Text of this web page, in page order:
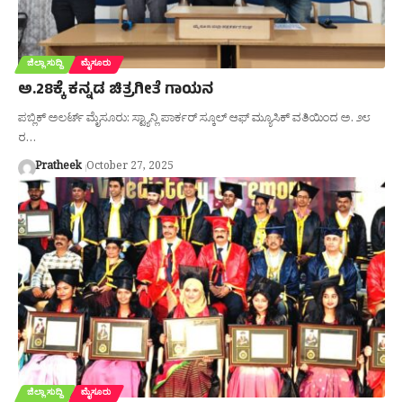
ಜಿಲ್ಲಾ ಸುದ್ದಿ ಮೈಸೂರು
ಅ.28ಕ್ಕೆ ಕನ್ನಡ ಚಿತ್ರಗೀತೆ ಗಾಯನ
ಪಬ್ಲಿಕ್ ಅಲರ್ಟ್ ಮೈಸೂರು: ಸ್ಟ್ಯಾನ್ಲಿ ಪಾರ್ಕರ್ ಸ್ಕೂಲ್ ಆಫ್ ಮ್ಯೂಸಿಕ್ ವತಿಯಿಂದ ಅ. ೨೮
ರ…
Pratheek October 27, 2025
ಜಿಲ್ಲಾ ಸುದ್ದಿ ಮೈಸೂರು